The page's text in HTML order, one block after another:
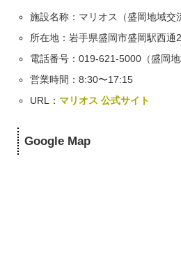
施設名称：マリオス（盛岡地域交
所在地：岩手県盛岡市盛岡駅西通
電話番号：019-621-5000（盛岡地
営業時間：8:30〜17:15
URL： マリオス 公式サイト
Google Map